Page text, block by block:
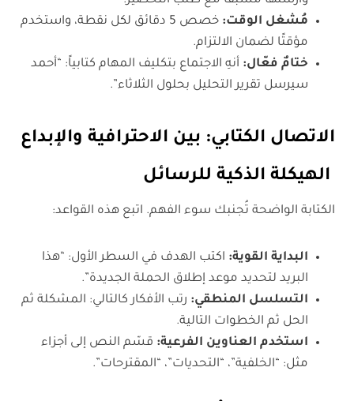
مُشغل الوقت:
خصص 5 دقائق لكل نقطة، واستخدم
مؤقتًا لضمان الالتزام.
ختامٌ فعّال: أنهِ الاجتماع بتكليف المهام كتابياً: “أحمد
سيرسل تقرير التحليل بحلول الثلاثاء”.
الاتصال الكتابي: بين الاحترافية والإبداع
الهيكلة الذكية للرسائل
الكتابة الواضحة تُجنبك سوء الفهم. اتبع هذه القواعد:
البداية القوية: اكتب الهدف في السطر الأول: “هذا
البريد لتحديد موعد إطلاق الحملة الجديدة”.
التسلسل المنطقي: رتب الأفكار كالتالي: المشكلة ثم
الحل ثم الخطوات التالية.
استخدم العناوين الفرعية: قسّم النص إلى أجزاء
مثل: “الخلفية”، “التحديات”، “المقترحات”.